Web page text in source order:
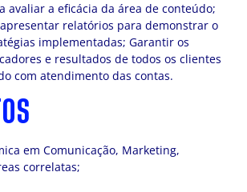
avaliar a eficácia da área de conteúdo;
relatórios para demonstrar o
implementadas; Garantir os
e resultados de todos os clientes
com atendimento das contas.
em Comunicação, Marketing,
correlatas;